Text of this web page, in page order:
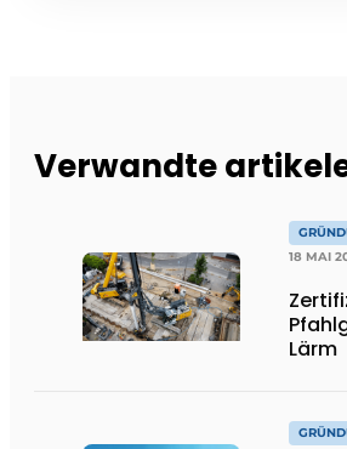
Verwandte
18 MAI
Lärm